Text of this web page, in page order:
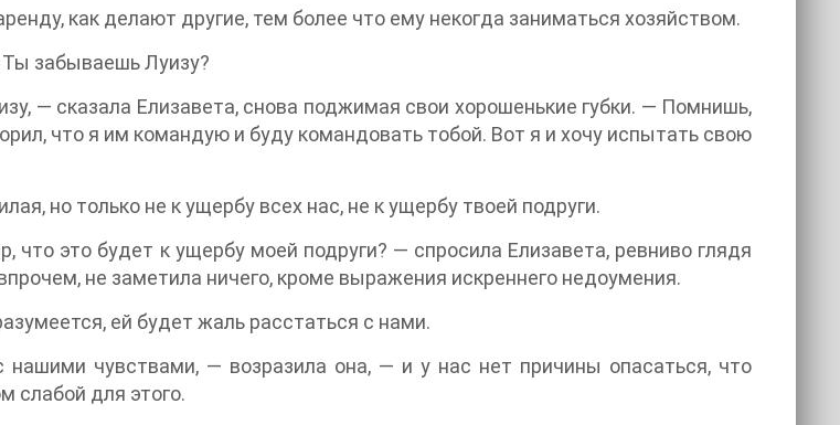
как делают другие, тем более что ему некогда заниматься хозяйством.
забываешь Луизу?
— сказала Елизавета, снова поджимая свои хорошенькие губки. — Помнишь,
что я им командую и буду командовать тобой. Вот я и хочу испытать свою
но только не к ущербу всех нас, не к ущербу твоей подруги.
что это будет к ущербу моей подруги? — спросила Елизавета, ревниво глядя
не заметила ничего, кроме выражения искреннего недоумения.
ей будет жаль расстаться с нами.
чувствами, — возразила она, — и у нас нет причины опасаться, что
слабой для этого.